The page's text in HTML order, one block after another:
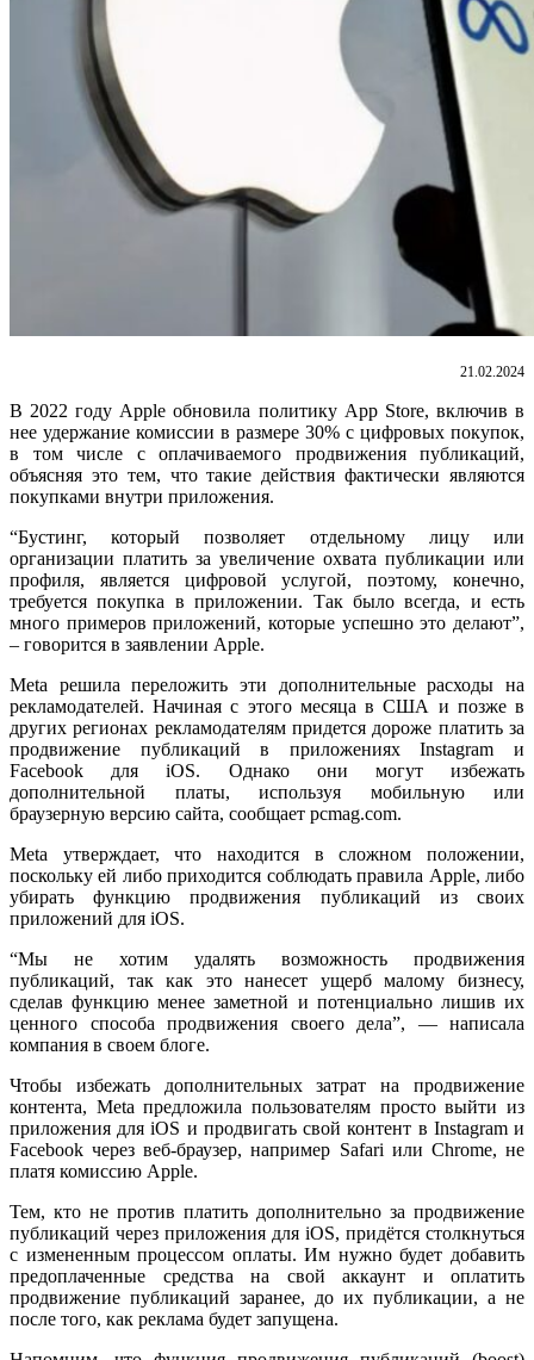
21.02.2024
В 2022 году Apple обновила политику App Store, включив в
нее удержание комиссии в размере 30% с цифровых покупок,
в том числе с оплачиваемого продвижения публикаций,
объясняя это тем, что такие действия фактически являются
покупками внутри приложения.
“Бустинг, который позволяет отдельному лицу или
организации платить за увеличение охвата публикации или
профиля, является цифровой услугой, поэтому, конечно,
требуется покупка в приложении. Так было всегда, и есть
много примеров приложений, которые успешно это делают”,
– говорится в заявлении Apple.
Meta решила переложить эти дополнительные расходы на
рекламодателей. Начиная с этого месяца в США и позже в
других регионах рекламодателям придется дороже платить за
продвижение публикаций в приложениях Instagram и
Facebook для iOS. Однако они могут избежать
дополнительной платы, используя мобильную или
браузерную версию сайта, сообщает pcmag.com.
Meta утверждает, что находится в сложном положении,
поскольку ей либо приходится соблюдать правила Apple, либо
убирать функцию продвижения публикаций из своих
приложений для iOS.
“Мы не хотим удалять возможность продвижения
публикаций, так как это нанесет ущерб малому бизнесу,
сделав функцию менее заметной и потенциально лишив их
ценного способа продвижения своего дела”, — написала
компания в своем блоге.
Чтобы избежать дополнительных затрат на продвижение
контента, Meta предложила пользователям просто выйти из
приложения для iOS и продвигать свой контент в Instagram и
Facebook через веб-браузер, например Safari или Chrome, не
платя комиссию Apple.
Тем, кто не против платить дополнительно за продвижение
публикаций через приложения для iOS, придётся столкнуться
с измененным процессом оплаты. Им нужно будет добавить
предоплаченные средства на свой аккаунт и оплатить
продвижение публикаций заранее, до их публикации, а не
после того, как реклама будет запущена.